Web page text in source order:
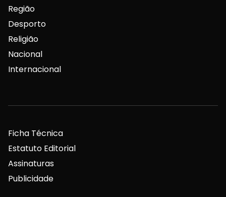
Região
Desporto
Religião
Nacional
Internacional
Ficha Técnica
Estatuto Editorial
Assinaturas
Publicidade